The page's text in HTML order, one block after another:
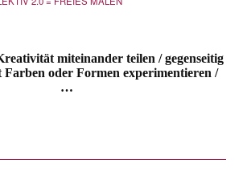
miteinander teilen / gegenseitig
oder Formen experimentieren /
…